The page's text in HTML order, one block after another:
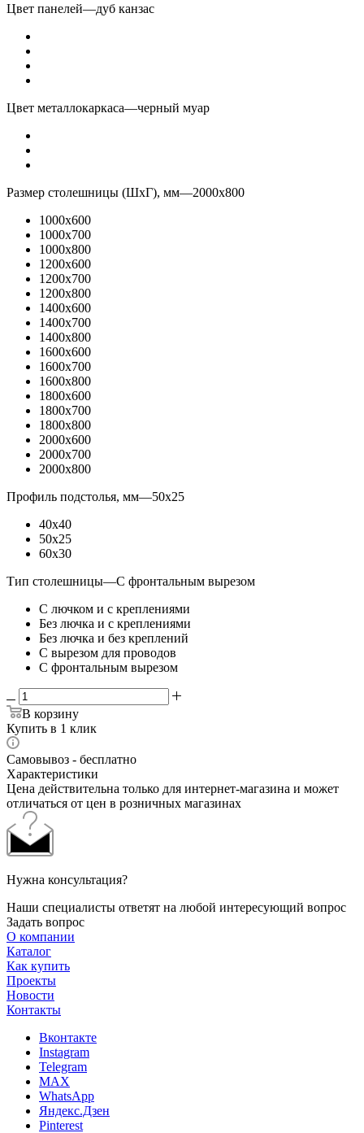
Цвет панелей—дуб канзас
Цвет металлокаркаса—черный муар
Размер столешницы (ШхГ), мм—2000x800
1000x600
1000x700
1000x800
1200x600
1200x700
1200x800
1400x600
1400x700
1400x800
1600x600
1600x700
1600x800
1800x600
1800x700
1800x800
2000x600
2000x700
2000x800
Профиль подстолья, мм—50x25
40x40
50x25
60x30
Тип столешницы—С фронтальным вырезом
С лючком и с креплениями
Без лючка и с креплениями
Без лючка и без креплений
С вырезом для проводов
С фронтальным вырезом
В корзину
Купить в 1 клик
Самовывоз - бесплатно
Характеристики
Цена действительна только для интернет-магазина и может
отличаться от цен в розничных магазинах
Нужна консультация?
Наши специалисты ответят на любой интересующий вопрос
Задать вопрос
О компании
Каталог
Как купить
Проекты
Новости
Контакты
Вконтакте
Instagram
Telegram
MAX
WhatsApp
Яндекс.Дзен
Pinterest